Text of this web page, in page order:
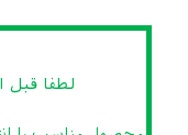
لطفا قبل